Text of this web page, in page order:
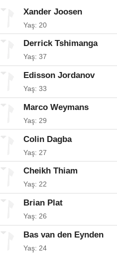
Xander Joosen
Yaş: 20
Derrick Tshimanga
Yaş: 37
Edisson Jordanov
Yaş: 33
Marco Weymans
Yaş: 29
Colin Dagba
Yaş: 27
Cheikh Thiam
Yaş: 22
Brian Plat
Yaş: 26
Bas van den Eynden
Yaş: 24